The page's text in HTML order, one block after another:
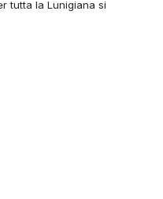
tutta la Lunigiana si